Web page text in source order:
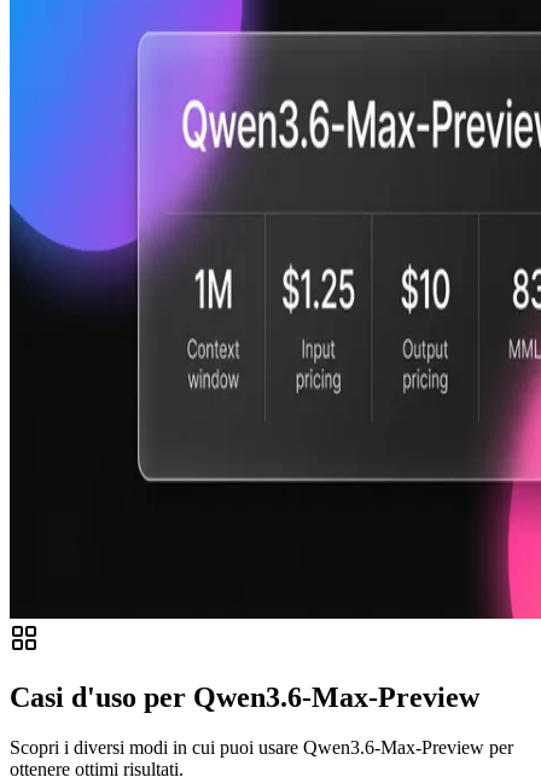
Casi d'uso per Qwen3.6-Max-Preview
Scopri i diversi modi in cui puoi usare Qwen3.6-Max-Preview per
ottenere ottimi risultati.